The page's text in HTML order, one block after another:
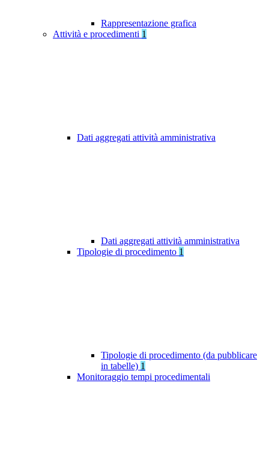
Rappresentazione grafica
Attività e procedimenti 1
Dati aggregati attività amministrativa
Dati aggregati attività amministrativa
Tipologie di procedimento 1
Tipologie di procedimento (da pubblicare
in tabelle) 1
Monitoraggio tempi procedimentali